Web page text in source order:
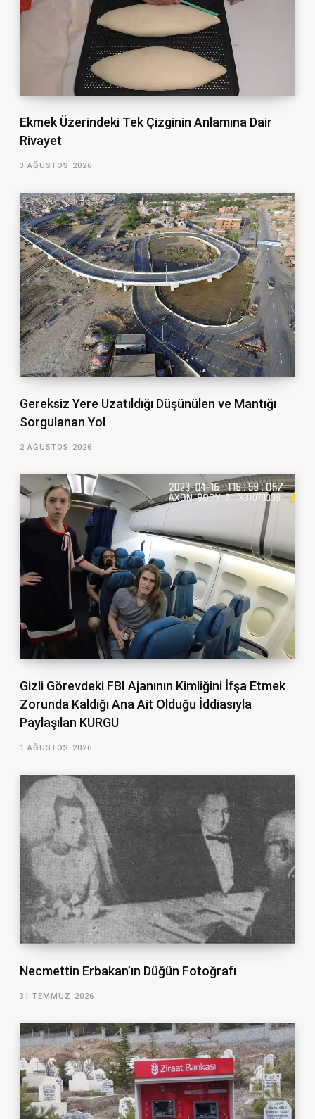
Ekmek Üzerindeki Tek Çizginin Anlamına Dair
Rivayet
3 AĞUSTOS 2026
Gereksiz Yere Uzatıldığı Düşünülen ve Mantığı
Sorgulanan Yol
2 AĞUSTOS 2026
Gizli Görevdeki FBI Ajanının Kimliğini İfşa Etmek
Zorunda Kaldığı Ana Ait Olduğu İddiasıyla
Paylaşılan KURGU
1 AĞUSTOS 2026
Necmettin Erbakan’ın Düğün Fotoğrafı
31 TEMMUZ 2026